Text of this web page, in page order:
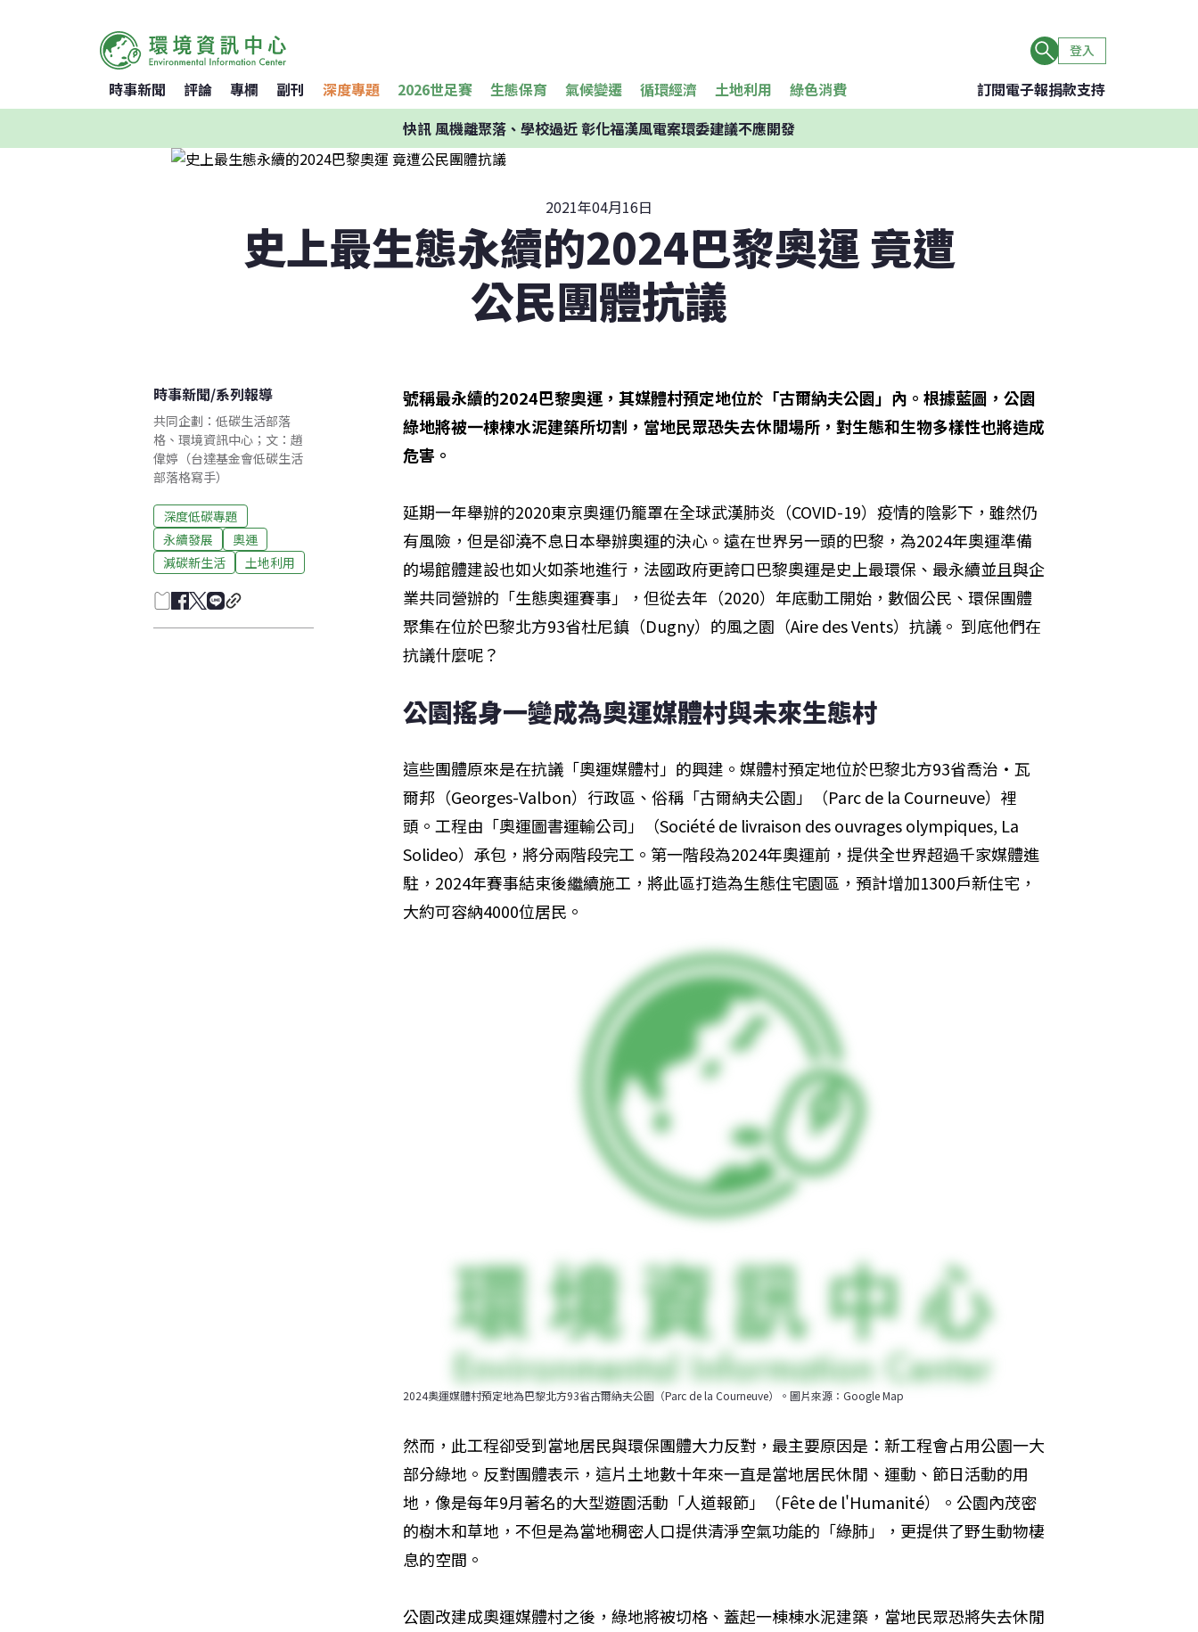
登入
時事新聞 評論 專欄 副刊 深度專題 2026世足賽 生態保育 氣候變遷 循環經濟 土地利用 綠色消費 訂閱電子報捐款支持
快訊風機離聚落、學校過近 彰化福漢風電案環委建議不應開發
2021年04月16日
史上最生態永續的2024巴黎奧運 竟遭
公民團體抗議
時事新聞/系列報導
共同企劃：低碳生活部落
格、環境資訊中心；文：趙
偉婷（台達基金會低碳生活
部落格寫手）
深度低碳專題
永續發展
奧運
減碳新生活
土地利用
號稱最永續的2024巴黎奧運，其媒體村預定地位於「古爾納夫公園」內。根據藍圖，公園
綠地將被一棟棟水泥建築所切割，當地民眾恐失去休閒場所，對生態和生物多樣性也將造成
危害。
延期一年舉辦的2020東京奧運仍籠罩在全球武漢肺炎（COVID-19）疫情的陰影下，雖然仍
有風險，但是卻澆不息日本舉辦奧運的決心。遠在世界另一頭的巴黎，為2024年奧運準備
的場館體建設也如火如荼地進行，法國政府更誇口巴黎奧運是史上最環保、最永續並且與企
業共同營辦的「生態奧運賽事」，但從去年（2020）年底動工開始，數個公民、環保團體
聚集在位於巴黎北方93省杜尼鎮（Dugny）的風之園（Aire des Vents）抗議。 到底他們在
抗議什麼呢？
公園搖身一變成為奧運媒體村與未來生態村
這些團體原來是在抗議「奧運媒體村」的興建。媒體村預定地位於巴黎北方93省喬治・瓦
爾邦（Georges-Valbon）行政區、俗稱「古爾納夫公園」（Parc de la Courneuve）裡
頭。工程由「奧運圖書運輸公司」（Société de livraison des ouvrages olympiques, La
Solideo）承包，將分兩階段完工。第一階段為2024年奧運前，提供全世界超過千家媒體進
駐，2024年賽事結束後繼續施工，將此區打造為生態住宅園區，預計增加1300戶新住宅，
大約可容納4000位居民。
2024奧運媒體村預定地為巴黎北方93省古爾納夫公園（Parc de la Courneuve）。圖片來源：Google Map
然而，此工程卻受到當地居民與環保團體大力反對，最主要原因是：新工程會占用公園一大
部分綠地。反對團體表示，這片土地數十年來一直是當地居民休閒、運動、節日活動的用
地，像是每年9月著名的大型遊園活動「人道報節」（Fête de l'Humanité）。公園內茂密
的樹木和草地，不但是為當地稠密人口提供清淨空氣功能的「綠肺」，更提供了野生動物棲
息的空間。
公園改建成奧運媒體村之後，綠地將被切格、蓋起一棟棟水泥建築，當地民眾恐將失去休閒